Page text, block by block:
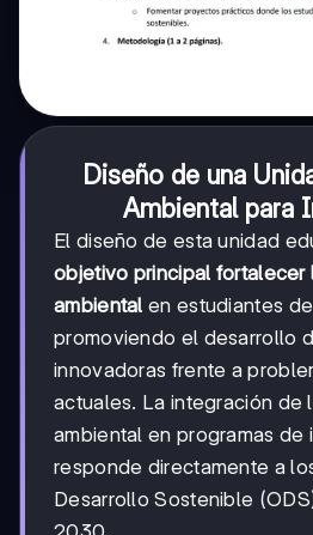
Diseño de una
Ambiental para
El diseño de esta unidad
objetivo principal fortalecer
ambiental en estudiantes
promoviendo el desarrollo
innovadoras frente a
actuales. La integración de
ambiental en programas de
responde directamente a
Desarrollo Sostenible